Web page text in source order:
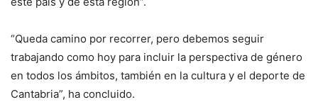
“Queda camino por recorrer, pero debemos seguir
trabajando como hoy para incluir la perspectiva de género
en todos los ámbitos, también en la cultura y el deporte de
Cantabria”, ha concluido.